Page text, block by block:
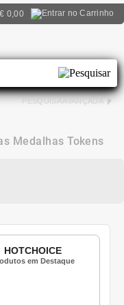
€ 0,00
PESQUISA AVANÇADA
Medalhas Tokens
HOTCHOICE
em Destaque